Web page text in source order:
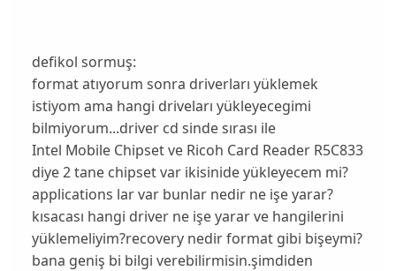
defikol sormuş:
format atıyorum sonra driverları yüklemek
istiyom ama hangi driveları yükleyecegimi
bilmiyorum...driver cd sinde sırası ile
Intel Mobile Chipset ve Ricoh Card Reader R5C833
diye 2 tane chipset var ikisinide yükleyecem mi?
applications lar var bunlar nedir ne işe yarar?
kısacası hangi driver ne işe yarar ve hangilerini
yüklemeliyim?recovery nedir format gibi bişeymi?
bana geniş bi bilgi verebilirmisin.şimdiden